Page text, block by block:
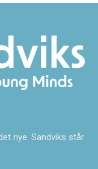
nye. Sandviks står